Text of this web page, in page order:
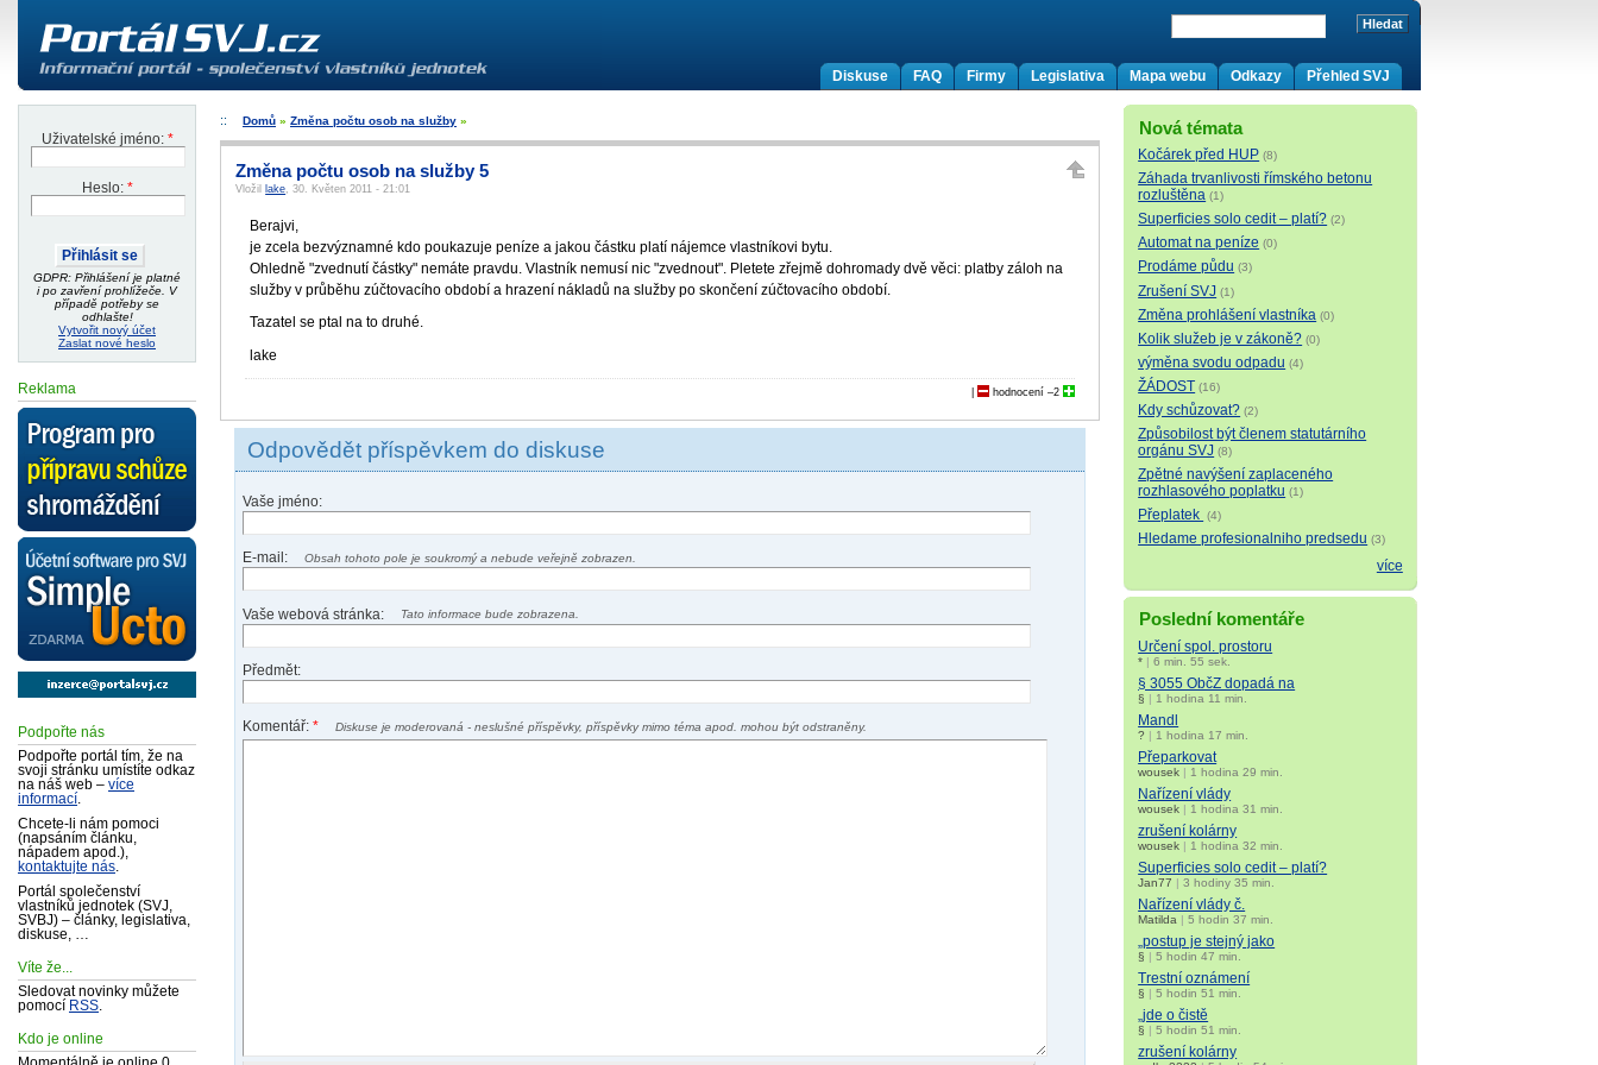
Přehled SVJ
Odkazy
Mapa webu
Legislativa
Firmy
FAQ
Diskuse
Uživatelské jméno: *
Heslo: *
GDPR: Přihlášení je platné
i po zavření prohlížeče. V
případě potřeby se
odhlašte!
Vytvořit nový účet
Zaslat nové heslo
Reklama
Podpořte nás
Podpořte portál tím, že na
svoji stránku umístíte odkaz
na náš web – více
informací
Chcete-li nám pomoci
(napsáním článku,
nápadem apod.),
kontaktujte nás
Portál společenství
vlastníků jednotek (SVJ,
SVBJ) – články, legislativa,
diskuse, …
Víte že...
Sledovat novinky můžete
pomocí RSS
Kdo je online
Nová témata
Kočárek před HUP (8)
Záhada trvanlivosti římského betonu
rozluštěna (1)
Superficies solo cedit – platí? (2)
Automat na peníze (0)
Prodáme půdu (3)
Zrušení SVJ (1)
Změna prohlášení vlastníka (0)
Kolik služeb je v zákoně? (0)
výměna svodu odpadu (4)
ŽÁDOST (16)
Kdy schůzovat? (2)
Způsobilost být členem statutárního
orgánu SVJ (8)
Zpětné navýšení zaplaceného
rozhlasového poplatku (1)
Přeplatek (4)
Hledame profesionalniho predsedu (3)
více
Poslední komentáře
Určení spol. prostoru
* |6 min. 55 sek.
§ 3055 ObčZ dopadá na
§ | 1 hodina 11 min.
Mandl
? | 1 hodina 17 min.
Přeparkovat
wousek | 1 hodina 29 min.
Nařízení vlády
wousek | 1 hodina 31 min.
zrušení kolárny
wousek | 1 hodina 32 min.
Superficies solo cedit – platí?
Jan77 |3 hodiny 35 min.
Nařízení vlády č.
Matilda |5 hodin 37 min.
„postup je stejný jako
§ |5 hodin 47 min.
Trestní oznámení
§ |5 hodin 51 min.
„jde o čistě
§ |5 hodin 51 min.
zrušení kolárny
Domů » Změna počtu osob na služby »
Změna počtu osob na služby 5
Vložil lake, 30. Květen 2011 - 21:01
Berajvi,
je zcela bezvýznamné kdo poukazuje peníze a jakou částku platí nájemce vlastníkovi bytu.
Ohledně "zvednutí částky" nemáte pravdu. Vlastník nemusí nic "zvednout". Pletete zřejmě dohromady dvě věci: platby záloh na
služby v průběhu zúčtovacího období a hrazení nákladů na služby po skončení zúčtovacího období.
Tazatel se ptal na to druhé.
lake
hodnocení –2
Odpovědět příspěvkem do diskuse
Vaše jméno:
E-mail: Obsah tohoto pole je soukromý a nebude veřejně zobrazen.
Vaše webová stránka: Tato informace bude zobrazena.
Předmět:
Komentář:* Diskuse je moderovaná - neslušné příspěvky, příspěvky mimo téma apod. mohou být odstraněny.